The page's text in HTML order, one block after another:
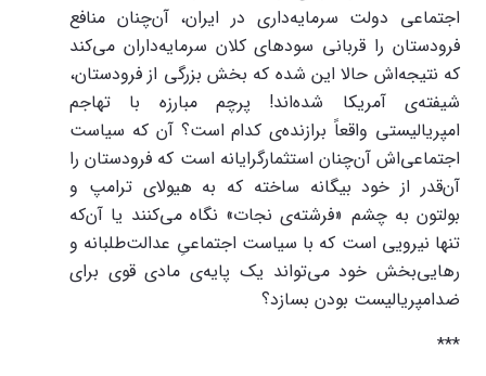
اجتماعی دولت سرمایه‌داری در ایران، آن‌چنان منافع
فرودستان را قربانی سودهای کلان سرمایه‌داران می‌کند
که نتیجه‌اش حالا این شده که بخش بزرگی از فرودستان،
شیفته‌ی آمریکا شده‌اند! پرچم مبارزه با تهاجم
امپریالیستی واقعاً برازنده‌ی کدام است؟ آن که سیاست
اجتماعی‌اش آن‌چنان استثمارگرایانه است که فرودستان را
آن‌قدر از خود بیگانه ساخته که به هیولای ترامپ و
بولتون به چشم «فرشته‌ی نجات» نگاه می‌کنند یا آن‌که
تنها نیرویی است که با سیاست اجتماعیِ عدالت‌طلبانه و
رهایی‌بخش خود می‌تواند یک پایه‌ی مادی قوی برای
ضدامپریالیست بودن بسازد؟
***